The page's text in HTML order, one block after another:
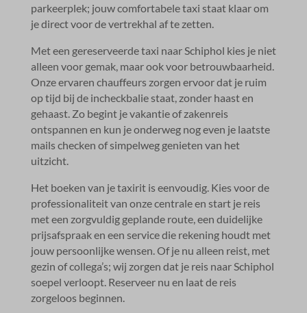
parkeerplek; jouw comfortabele taxi staat klaar om
je direct voor de vertrekhal af te zetten.​
Met een gereserveerde taxi naar Schiphol kies je niet
alleen voor gemak, maar ook voor betrouwbaarheid.​
Onze ervaren chauffeurs zorgen ervoor dat je ruim
op tijd bij de incheckbalie staat, zonder haast en
gehaast.​ Zo begint je vakantie of zakenreis
ontspannen en kun je onderweg nog even je laatste
mails checken of simpelweg genieten van het
uitzicht.​
Het boeken van je taxirit is eenvoudig.​ Kies voor de
professionaliteit van onze centrale en start je reis
met een zorgvuldig geplande route, een duidelijke
prijsafspraak en een service die rekening houdt met
jouw persoonlijke wensen.​ Of je nu alleen reist, met
gezin of collega’s; wij zorgen dat je reis naar Schiphol
soepel verloopt.​ Reserveer nu en laat de reis
zorgeloos beginnen.​